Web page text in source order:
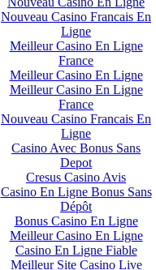
Nouveau Casino Francais En
Ligne
Meilleur Casino En Ligne
France
Meilleur Casino En Ligne
Meilleur Casino En Ligne
France
Nouveau Casino Francais En
Ligne
Casino Avec Bonus Sans
Depot
Cresus Casino Avis
Casino En Ligne Bonus Sans
Dépôt
Bonus Casino En Ligne
Meilleur Casino En Ligne
Casino En Ligne Fiable
Meilleur Site Casino Live